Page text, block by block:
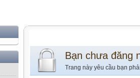
Bạn chưa đăng
Trang này yêu cầu bạn